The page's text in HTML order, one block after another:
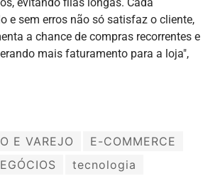
e sem erros não só satisfaz o cliente,
a chance de compras recorrentes e
mais faturamento para a loja",
E VAREJO
E-COMMERCE
tecnologia